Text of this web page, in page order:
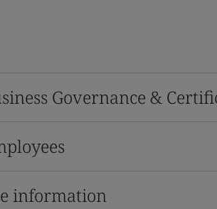
Governance &
information